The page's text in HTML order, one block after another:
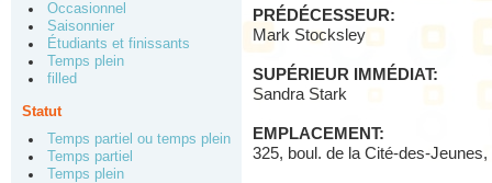
Occasionnel
Saisonnier
Étudiants et finissants
Temps plein
filled
Statut
Temps partiel ou temps plein
Temps partiel
Temps plein
PRÉDÉCESSEUR:
Mark Stocksley
SUPÉRIEUR IMMÉDIAT:
Sandra Stark
EMPLACEMENT:
325, boul. de la Cité-des-